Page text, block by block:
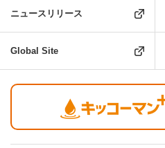
ニュースリリース
Global Site